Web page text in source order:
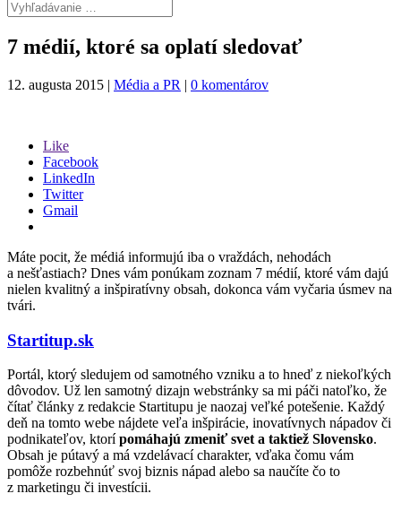
7 médií, ktoré sa oplatí sledovať
12. augusta 2015 | Média a PR | 0 komentárov
Like
Facebook
LinkedIn
Twitter
Gmail
Máte pocit, že médiá informujú iba o vraždách, nehodách
a nešťastiach? Dnes vám ponúkam zoznam 7 médií, ktoré vám dajú
nielen kvalitný a inšpiratívny obsah, dokonca vám vyčaria úsmev na
tvári.
Startitup.sk
Portál, ktorý sledujem od samotného vzniku a to hneď z niekoľkých
dôvodov. Už len samotný dizajn webstránky sa mi páči natoľko, že
čítať články z redakcie Startitupu je naozaj veľké potešenie. Každý
deň na tomto webe nájdete veľa inšpirácie, inovatívnych nápadov či
podnikateľov, ktorípomáhajú zmeniť svet a taktiež Slovensko.
Obsah je pútavý a má vzdelávací charakter, vďaka čomu vám
pomôže rozbehnúť svoj biznis nápad alebo sa naučíte čo to
z marketingu či investícii.